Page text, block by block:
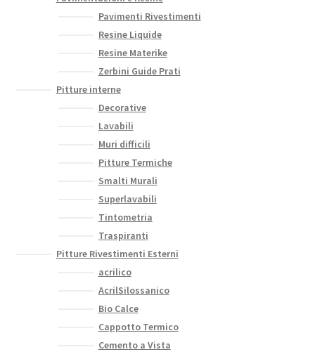
Pavimenti Rivestimenti
Resine Liquide
Resine Materike
Zerbini Guide Prati
Pitture interne
Decorative
Lavabili
Muri difficili
Pitture Termiche
Smalti Murali
Superlavabili
Tintometria
Traspiranti
Pitture Rivestimenti Esterni
acrilico
AcrilSilossanico
Bio Calce
Cappotto Termico
Cemento a Vista